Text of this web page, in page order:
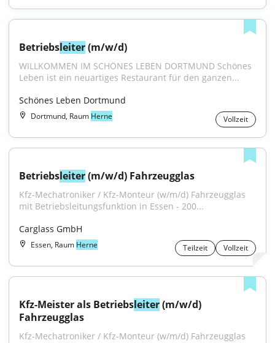
Betriebsleiter (m/w/d)
WILLKOMMEN IM SCHÖNES LEBEN DORTMUND Schönes
Leben ist ein neuartiges Restaurant für den ganzen...
Schönes Leben Dortmund
Dortmund, Raum Herne Vollzeit
Betriebsleiter (m/w/d) Fahrzeugglas
Kfz-Mechatroniker / Kfz-Monteur (w/m/d) Fahrzeugglas
mit Betriebsleitungsfunktion in Essen - 200...
Carglass GmbH
Essen, Raum Herne Teilzeit Vollzeit
Kfz-Meister als Betriebsleiter (m/w/d)
Fahrzeugglas
Kfz-Mechatroniker / Kfz-Monteur (w/m/d) Fahrzeugglas